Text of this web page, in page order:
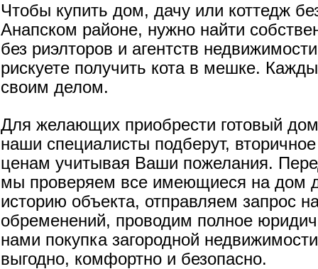
Чтобы купить дом, дачу или коттедж
Анапском районе, нужно найти
без риэлторов и агентств
рискуете получить кота в мешке.
своим делом.
Для желающих приобрести готовый
наши специалисты подберут,
ценам учитывая Ваши пожелания.
мы проверяем все имеющиеся на дом
историю объекта, отправляем запрос
обременений, проводим полное
нами покупка загородной
выгодно, комфортно и безопасно.